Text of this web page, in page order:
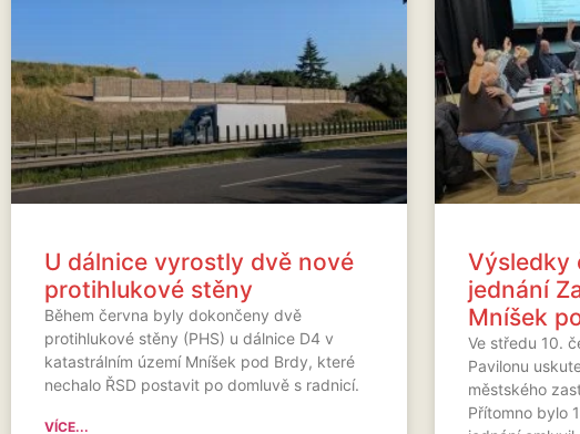
U dálnice vyrostly dvě nové
protihlukové stěny
Během června byly dokončeny dvě
protihlukové stěny (PHS) u dálnice D4 v
katastrálním území Mníšek pod Brdy, které
nechalo ŘSD postavit po domluvě s radnicí.
VÍCE...
Výsledky
jednání
Mníšek
Ve středu 10.
Pavilonu
městského
Přítomno bylo